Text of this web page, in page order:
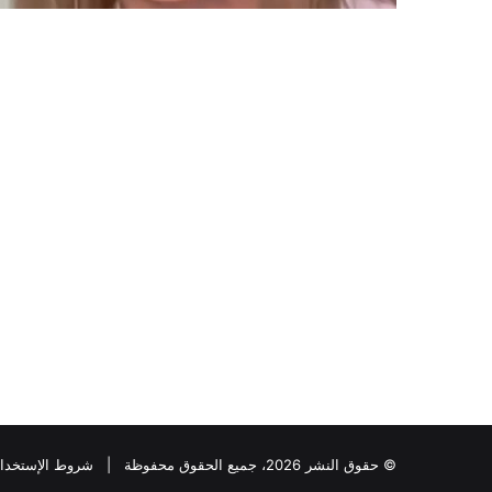
© حقوق النشر 2026، جميع الحقوق محفوظة | شروط